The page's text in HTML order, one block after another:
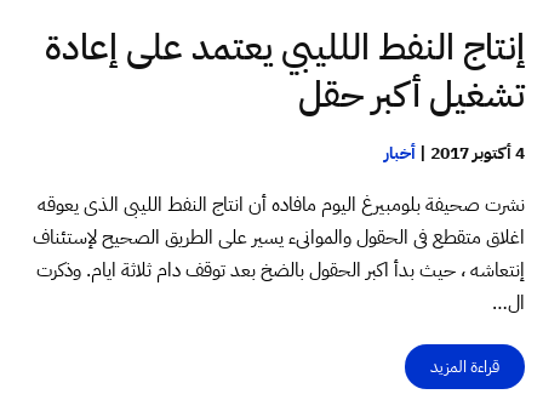
إنتاج النفط اللليبي يعتمد على إعادة
تشغيل أكبر حقل
4 أكتوبر 2017 | أخبار
نشرت صحيفة بلومبيرغ اليوم مافاده أن انتاج النفط الليبى الذى يعوقه
اغلاق متقطع فى الحقول والموانىء يسير على الطريق الصحيح لإستئناف
إنتعاشه ، حيث بدأ اكبر الحقول بالضخ بعد توقف دام ثلاثة ايام. وذكرت
ال…
قراءة المزيد